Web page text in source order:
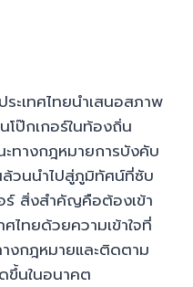
ะเทศไทยนำเสนอสภาพ
ป๊กเกอร์ในท้องถิ่น
ทางกฎหมายการบังคับ
ล้วนนำไปสู่ภูมิทัศน์ที่ซับ
ร์ สิ่งสำคัญคือต้องเข้า
ศไทยด้วยความเข้าใจที่
งกฎหมายและติดตาม
ขึ้นในอนาคต